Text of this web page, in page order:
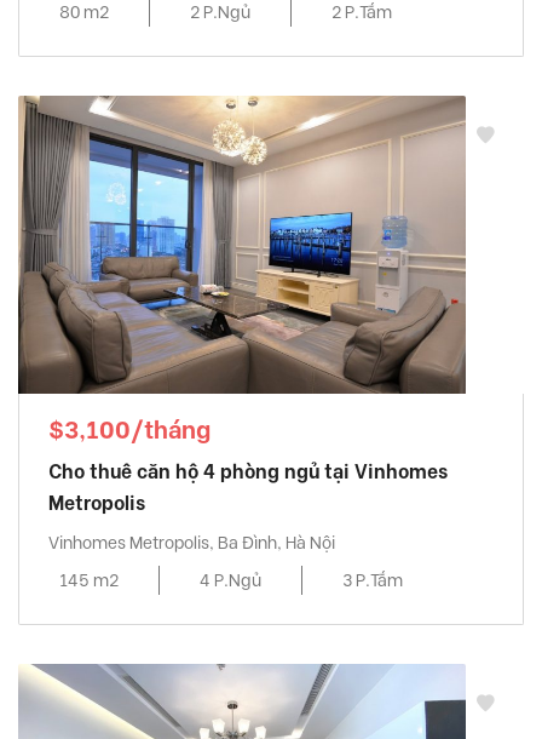
80 m2
2 P.Ngủ 2 P.Tắm
$3,100/tháng
Cho thuê căn hộ 4 phòng ngủ tại Vinhomes
Metropolis
Vinhomes Metropolis, Ba Đình, Hà Nội
145 m2
4 P.Ngủ 3 P.Tắm